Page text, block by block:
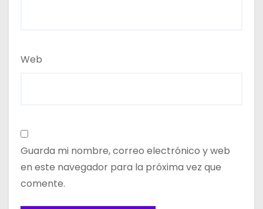
Web
Guarda mi nombre, correo electrónico y web
en este navegador para la próxima vez que
comente.